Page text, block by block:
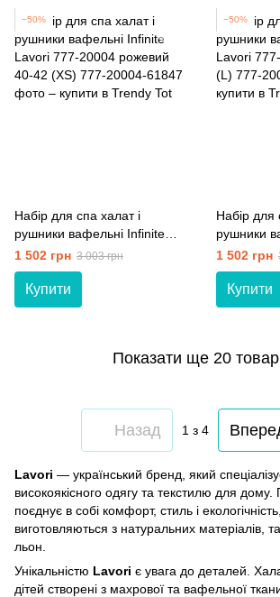
−50%
Набір для спа халат і
рушники вафельні Infinite
Lavori 777-20004 рожевий
40-42 (XS)
1 502 грн 3 003 грн
Купити
−50%
Набір для
рушники
Lavori
(L)
1 502 грн
Купити
Показати ще 20
Назад 1 з 4
Lavori — український бренд, який
високоякісного одягу та текстилю для дому.
поєднує в собі комфорт, стиль і
виготовляються з натуральних матеріалів,
льон.
Унікальністю Lavori є увага до деталей.
дітей створені з махрової та вафельної